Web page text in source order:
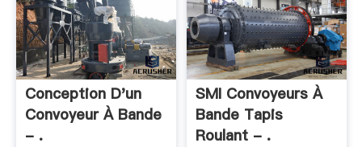
Conception D'un
Convoyeur À Bande
- .
SMI Convoyeurs À
Bande Tapis
Roulant - .